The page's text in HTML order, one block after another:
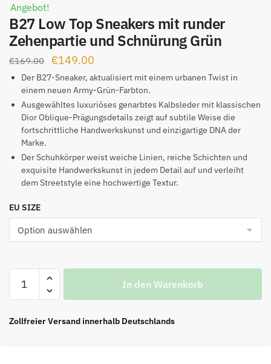
Angebot!
B27 Low Top Sneakers mit runder
Zehenpartie und Schnürung Grün
€169.00
Ursprünglicher
Preis
war:
€169.00
€149.00
Preis
ist:
€149.00.
Der B27-Sneaker, aktualisiert mit einem urbanen Twist in
einem neuen Army-Grün-Farbton.
Ausgewähltes luxuriöses genarbtes Kalbsleder mit klassischen
Dior Oblique-Prägungsdetails zeigt auf subtile Weise die
fortschrittliche Handwerkskunst und einzigartige DNA der
Marke.
Der Schuhkörper weist weiche Linien, reiche Schichten und
exquisite Handwerkskunst in jedem Detail auf und verleiht
dem Streetstyle eine hochwertige Textur.
EU SIZE
Low
Sneakers
In den Warenkorb
Zollfreier Versand innerhalb Deutschlands